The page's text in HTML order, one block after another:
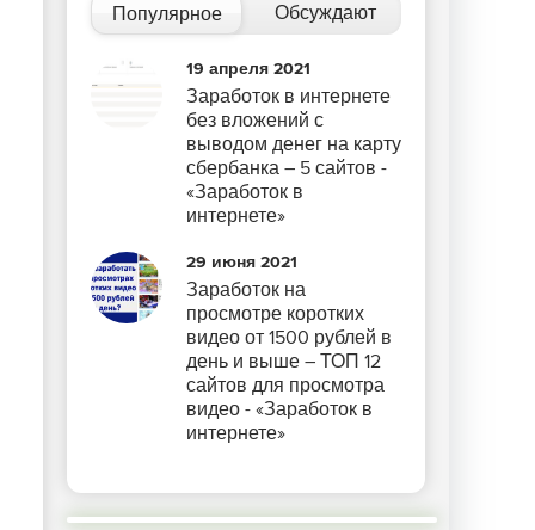
Популярное Обсуждают
19 апреля 2021
Заработок в интернете
без вложений с
выводом денег на карту
сбербанка – 5 сайтов -
«Заработок в
интернете»
29 июня 2021
Заработок на
просмотре коротких
видео от 1500 рублей в
день и выше – ТОП 12
сайтов для просмотра
видео - «Заработок в
интернете»